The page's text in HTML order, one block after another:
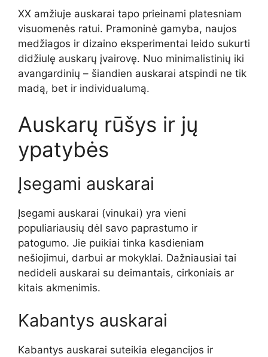
XX amžiuje auskarai tapo prieinami platesniam
visuomenės ratui. Pramoninė gamyba, naujos
medžiagos ir dizaino eksperimentai leido sukurti
didžiulę auskarų įvairovę. Nuo minimalistinių iki
avangardinių – šiandien auskarai atspindi ne tik
madą, bet ir individualumą.
Auskarų rūšys ir jų
ypatybės
Įsegami auskarai
Įsegami auskarai (vinukai) yra vieni
populiariausių dėl savo paprastumo ir
patogumo. Jie puikiai tinka kasdieniam
nešiojimui, darbui ar mokyklai. Dažniausiai tai
nedideli auskarai su deimantais, cirkoniais ar
kitais akmenimis.
Kabantys auskarai
Kabantys auskarai suteikia elegancijos ir